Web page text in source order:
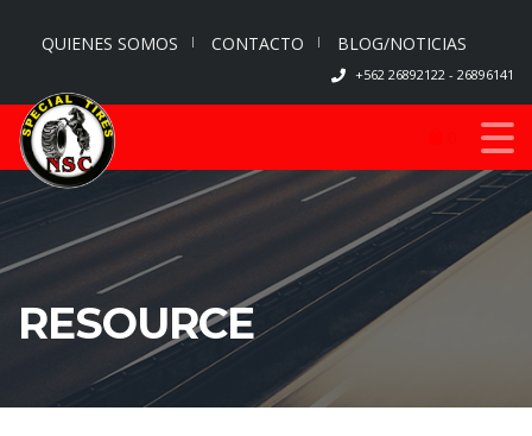
QUIENES SOMOS CONTACTO BLOG/NOTICIAS
+562 26892122 - 26896141
RESOURCE